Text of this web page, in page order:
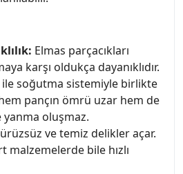
Elmas parçacıkları
karşı oldukça dayanıklıdır.
ile soğutma sistemiyle birlikte
pançın ömrü uzar hem de
yanma oluşmaz.
ve temiz delikler açar.
malzemelerde bile hızlı